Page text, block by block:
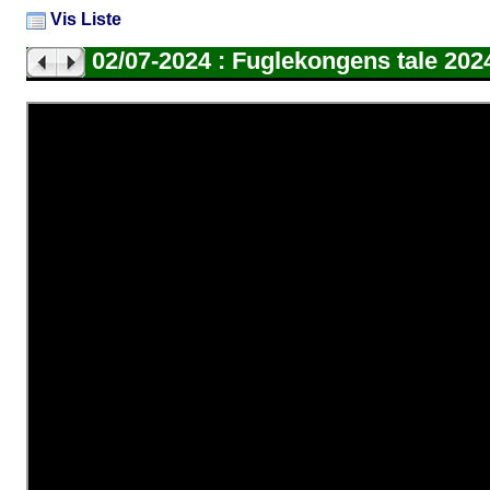
Vis Liste
02/07-2024 : Fuglekongens tale